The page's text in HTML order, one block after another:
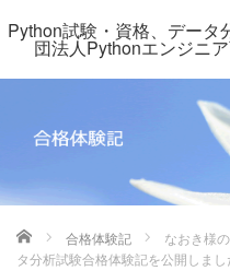
Python試験・資格、データ
団法人Pythonエンジニ
ホーム 合格体験記
なおき様
タ分析試験合格体験記を公開しまし